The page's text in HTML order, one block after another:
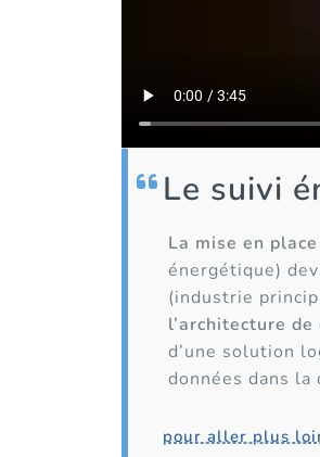
Le suivi
La mise en
énergétique)
(industrie
l’architecture
d’une solution
données dans la
pour aller plus